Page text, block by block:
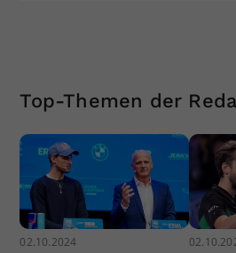
Top-Themen der
02.10.2024